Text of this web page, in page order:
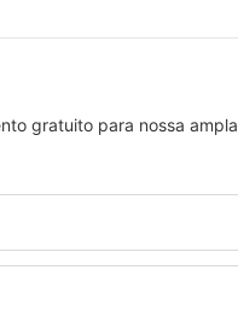
gratuito para nossa ampla